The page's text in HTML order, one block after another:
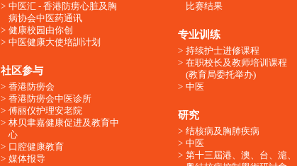
中医汇 - 香港防痨心脏及胸
病协会中医药通讯
健康校园由你创
中医健康大使培訓计划
社区参与
香港防痨会
香港防痨会中医诊所
傅丽仪护理安老院
林贝聿嘉健康促进及教育中
心
口腔健康教育
媒体报导
比赛结果
专业训练
持续护士进修课程
在职校长及教师培训课程
(教育局委托举办)
中医
研究
结核病及胸肺疾病
中医
第十三屆港、澳、台、滬、